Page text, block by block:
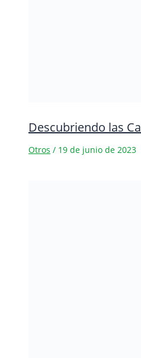
Descubriendo las
Otros / 19 de junio de 2023